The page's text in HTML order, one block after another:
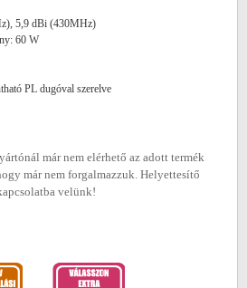
5,9 dBi (430MHz)
60 W
PL dugóval szerelve
már nem elérhető az adott termék
már nem forgalmazzuk. Helyettesítő
velünk!